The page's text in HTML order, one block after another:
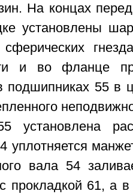
На концах
установлены
и во фланце
подшипниках 55 в
установлена
уплотняется
вала 54
прокладкой 61, а